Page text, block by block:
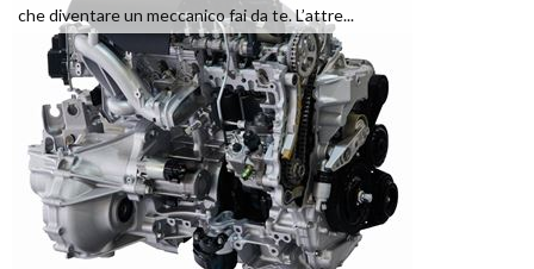
che diventare un meccanico fai da te. L’attre...